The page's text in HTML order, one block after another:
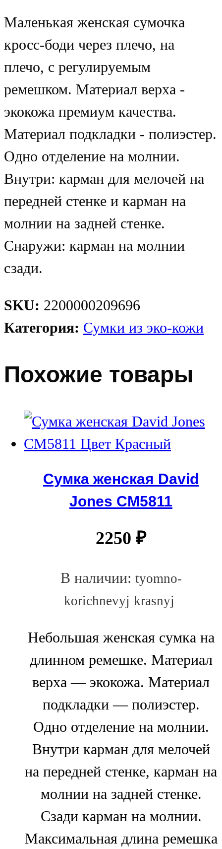
Маленькая женская сумочка
кросс-боди через плечо, на
плечо, с регулируемым
ремешком. Материал верха -
экокожа премиум качества.
Материал подкладки - полиэстер.
Одно отделение на молнии.
Внутри: карман для мелочей на
передней стенке и карман на
молнии на задней стенке.
Снаружи: карман на молнии
сзади.
SKU: 2200000209696
Категория: Сумки из эко-кожи
Похожие товары
Сумка женская David
Jones СМ5811
2250 ₽
В наличии: tyomno-
korichnevyj krasnyj
Небольшая женская сумка на
длинном ремешке. Материал
верха — экокожа. Материал
подкладки — полиэстер.
Одно отделение на молнии.
Внутри карман для мелочей
на передней стенке, карман на
молнии на задней стенке.
Сзади карман на молнии.
Максимальная длина ремешка